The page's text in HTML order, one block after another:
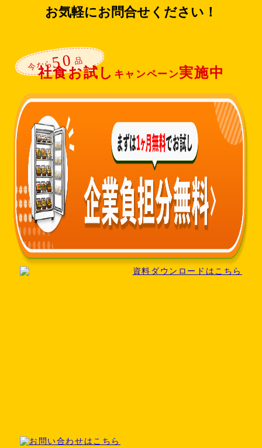
お気軽にお問合せください！
社食お試し キャンペーン実施中